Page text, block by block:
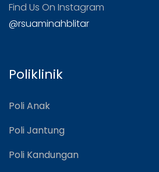
Find Us On Instagram
@rsuaminahblitar
Poliklinik
Poli Anak
Poli Jantung
Poli Kandungan